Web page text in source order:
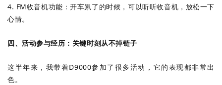
4. FM收音机功能：开车累了的时候，可以听听收音机，放松一下
心情。
四、活动参与经历：关键时刻从不掉链子
这半年来，我带着D9000参加了很多活动，它的表现都非常出
色。